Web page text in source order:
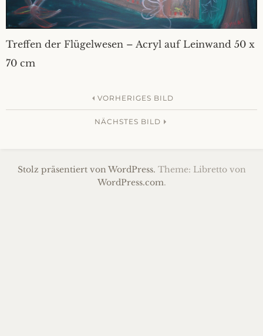
Garten
Landschaften
Religiöses – Gefühle
Kontakt
Ausstellungen
Treffen der Flügelwesen – Acryl auf Leinwand 50 x
70 cm
VORHERIGES BILD
NÄCHSTES BILD
Stolz präsentiert von WordPress. Theme: Libretto von
WordPress.com.